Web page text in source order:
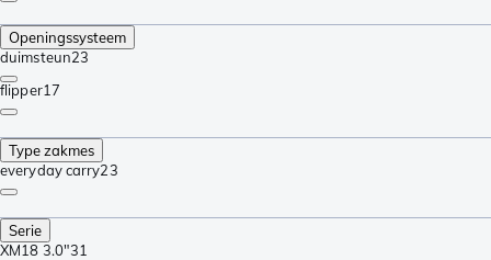
Openingssysteem
duimsteun23
flipper17
Type zakmes
everyday carry23
Serie
XM18 3.0"31